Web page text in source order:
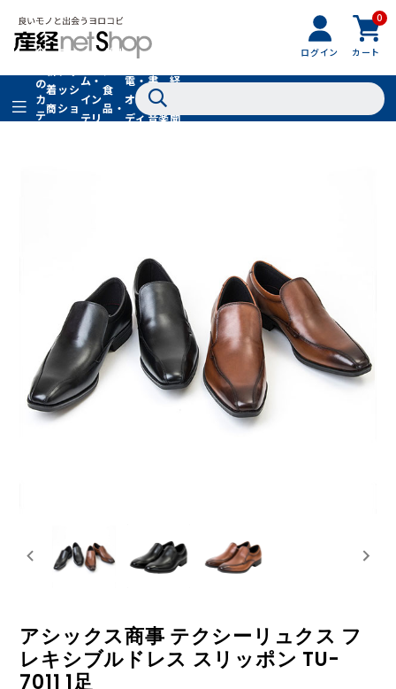
ログイン
0
カート
全
の
カ
テ
着
商
品
フ
ッ
シ
ョ
フ
ァ
シ
ョ
ン
ム・
イン
テリ
グル
食
品・
ドリ
家
電・
オー
ディ
書
籍・
音楽
経
聞
アシックス商事 テクシーリュクス フ
レキシブルドレス スリッポン TU-
7011 1足